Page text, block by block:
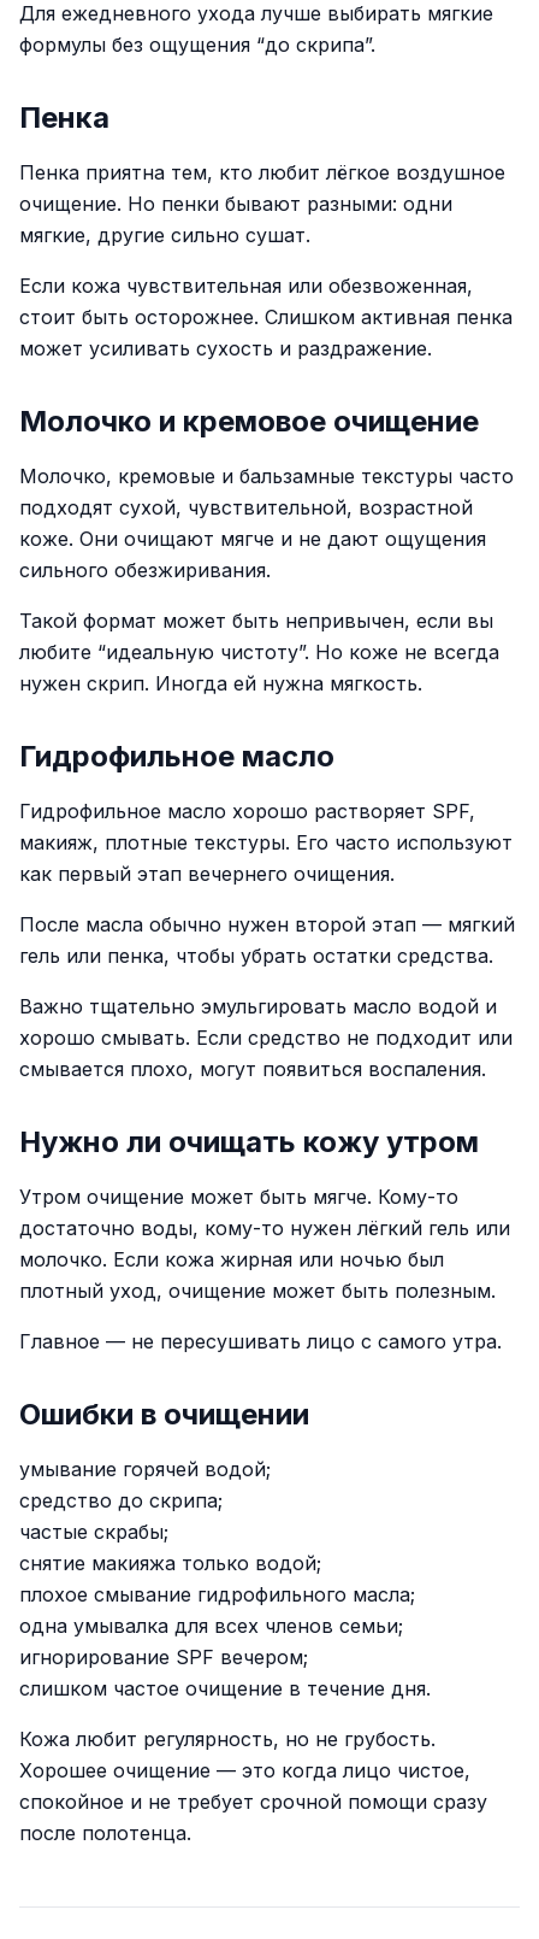
Для ежедневного ухода лучше выбирать мягкие
формулы без ощущения “до скрипа”.
Пенка
Пенка приятна тем, кто любит лёгкое воздушное
очищение. Но пенки бывают разными: одни
мягкие, другие сильно сушат.
Если кожа чувствительная или обезвоженная,
стоит быть осторожнее. Слишком активная пенка
может усиливать сухость и раздражение.
Молочко и кремовое очищение
Молочко, кремовые и бальзамные текстуры часто
подходят сухой, чувствительной, возрастной
коже. Они очищают мягче и не дают ощущения
сильного обезжиривания.
Такой формат может быть непривычен, если вы
любите “идеальную чистоту”. Но коже не всегда
нужен скрип. Иногда ей нужна мягкость.
Гидрофильное масло
Гидрофильное масло хорошо растворяет SPF,
макияж, плотные текстуры. Его часто используют
как первый этап вечернего очищения.
После масла обычно нужен второй этап — мягкий
гель или пенка, чтобы убрать остатки средства.
Важно тщательно эмульгировать масло водой и
хорошо смывать. Если средство не подходит или
смывается плохо, могут появиться воспаления.
Нужно ли очищать кожу утром
Утром очищение может быть мягче. Кому-то
достаточно воды, кому-то нужен лёгкий гель или
молочко. Если кожа жирная или ночью был
плотный уход, очищение может быть полезным.
Главное — не пересушивать лицо с самого утра.
Ошибки в очищении
умывание горячей водой;
средство до скрипа;
частые скрабы;
снятие макияжа только водой;
плохое смывание гидрофильного масла;
одна умывалка для всех членов семьи;
игнорирование SPF вечером;
слишком частое очищение в течение дня.
Кожа любит регулярность, но не грубость.
Хорошее очищение — это когда лицо чистое,
спокойное и не требует срочной помощи сразу
после полотенца.